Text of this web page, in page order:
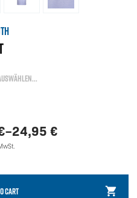
–24,95 €
CART